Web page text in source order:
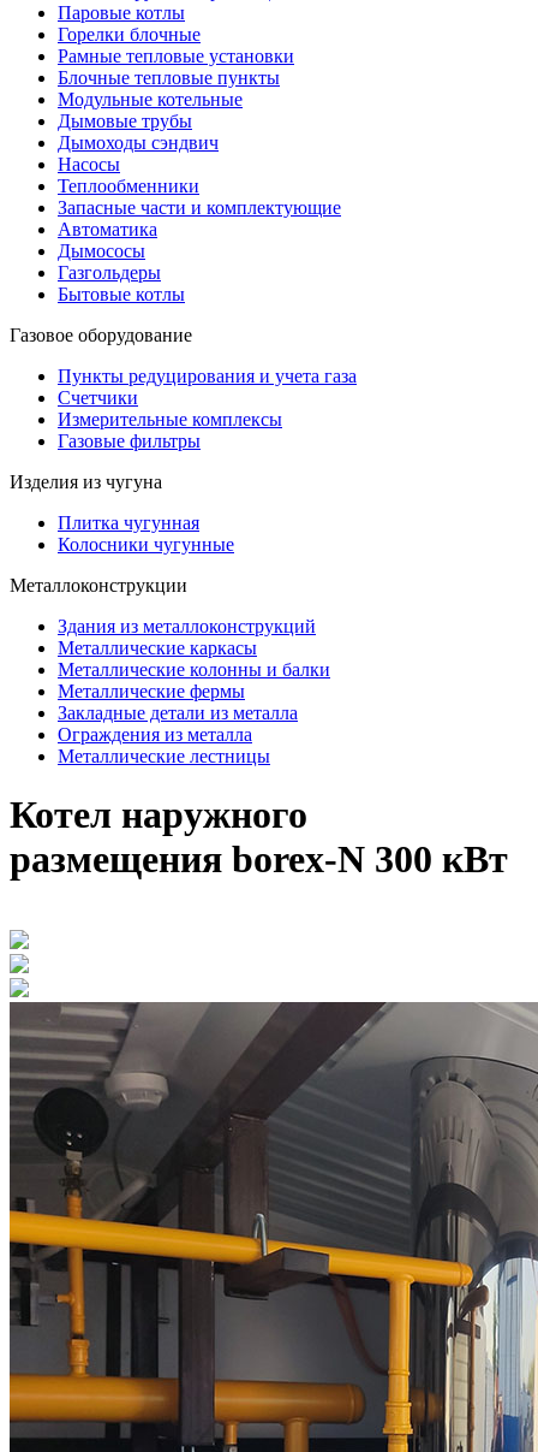
Паровые котлы
Горелки блочные
Рамные тепловые установки
Блочные тепловые пункты
Модульные котельные
Дымовые трубы
Дымоходы сэндвич
Насосы
Теплообменники
Запасные части и комплектующие
Автоматика
Дымососы
Газгольдеры
Бытовые котлы
Газовое оборудование
Пункты редуцирования и учета газа
Счетчики
Измерительные комплексы
Газовые фильтры
Изделия из чугуна
Плитка чугунная
Колосники чугунные
Металлоконструкции
Здания из металлоконструкций
Металлические каркасы
Металлические колонны и балки
Металлические фермы
Закладные детали из металла
Ограждения из металла
Металлические лестницы
Котел наружного
размещения borex-N 300 кВт